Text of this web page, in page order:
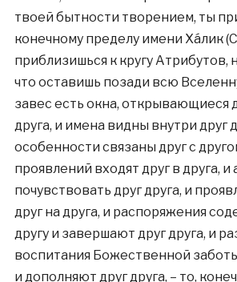
твоей бытности творением, ты
конечному пределу имени Хáлик
приблизишься к кругу Атрибутов,
что оставишь позади всю
завес есть окна, открывающиеся
друга, и имена видны внутри друг
особенности связаны друг с
проявлений входят друг в друга,
почувствовать друг друга, и
друг на друга, и распоряжения
другу и завершают друг друга, и
воспитания Божественной
и дополняют друг друга, – то,